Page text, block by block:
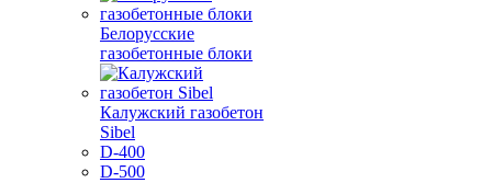
Белорусские
газобетонные блоки
Калужский газобетон
Sibel
D-400
D-500